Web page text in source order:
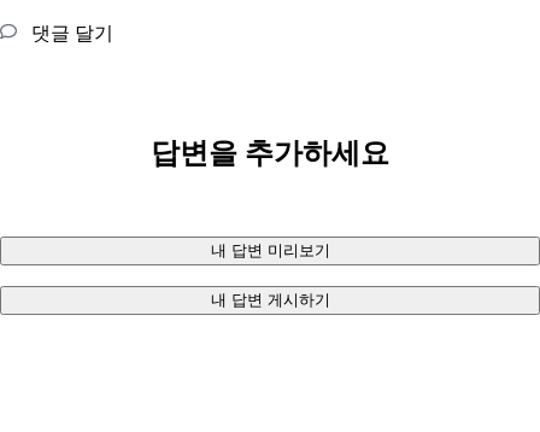
댓글 달기
답변을 추가하세요
내 답변 미리보기
내 답변 게시하기